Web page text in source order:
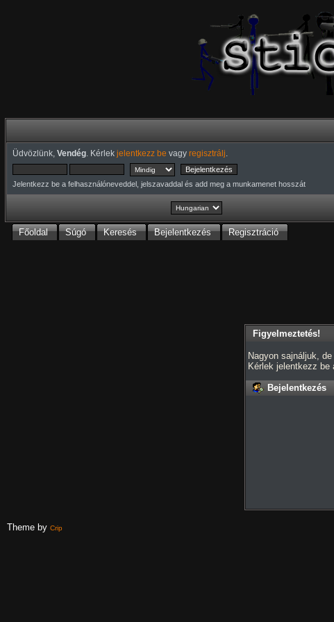
Üdvözlünk, Vendég. Kérlek jelentkezz be vagy regisztrálj
Jelentkezz be a felhasználóneveddel, jelszavaddal és add meg a munkamenet hosszát
Főoldal Súgó Keresés Bejelentkezés Regisztráció
Figyelmeztetés!
Nagyon sajnáljuk,
Kérlek jelentkezz be
Bejelentkezés
Theme by Crip